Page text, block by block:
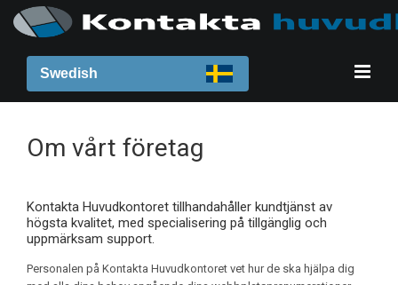
Swedish
Om vårt företag
Kontakta Huvudkontoret tillhandahåller kundtjänst av
högsta kvalitet, med specialisering på tillgänglig och
uppmärksam support.
Personalen på Kontakta Huvudkontoret vet hur de ska hjälpa dig